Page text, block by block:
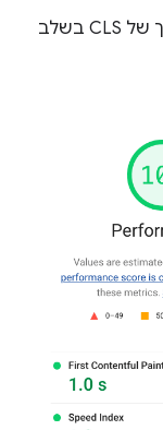
כשבודקים כל שלב בנפרד, רואים שהערך של CLS בשלב